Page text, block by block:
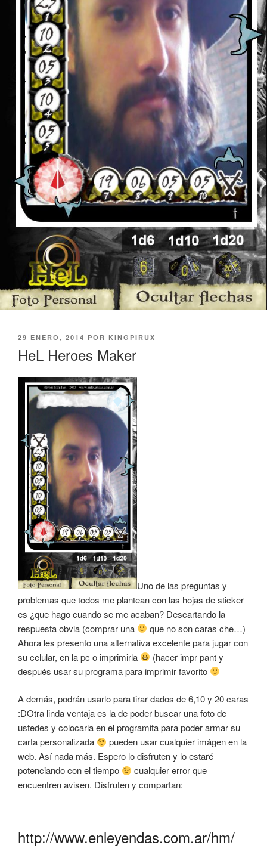
PUBLICADO
29 ENERO, 2014 POR KINGPIRUX
HeL Heroes Maker
Uno de las preguntas y
problemas que todos me plantean con las hojas de sticker
es ¿que hago cuando se me acaban? Descartando la
respuesta obvia (comprar una
que no son caras che…)
Ahora les presento una alternativa excelente para jugar con
su celular, en la pc o imprimirla
(hacer impr pant y
después usar su programa para imprimir favorito
A demás, podrán usarlo para tirar dados de 6,10 y 20 caras
:DOtra linda ventaja es la de poder buscar una foto de
ustedes y colocarla en el programita para poder armar su
carta personalizada
pueden usar cualquier imágen en la
web. Así nada más. Espero lo disfruten y lo estaré
potenciando con el tiempo
cualquier error que
encuentren avisen. Disfruten y compartan:
http://www.enleyendas.com.ar/hm/